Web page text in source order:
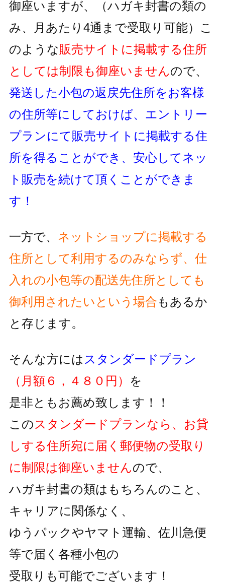
御座いますが、
（ハガキ封書の類の
み、月あたり4通まで受取り可能） こ
のような販売サイトに掲載する住所
としては制限も御座いませんので、
発送した小包の返戻先住所をお客様
の住所等にしておけば、 エントリー
プランにて販売サイトに掲載する住
所を得ることができ、 安心してネッ
ト販売を続けて頂くことができま
す！
一方で、 ネットショップに掲載する
住所として利用するのみならず、 仕
入れの小包等の配送先住所としても
御利用されたいという 場合もあるか
と存じます。
そんな方には スタンダードプラン
（月額６，４８０円） を
是非ともお薦め致します！！
この スタンダードプランなら、お貸
しする住所宛に届く郵便物の受取り
に制限は御座いませんので、
ハガキ封書の類はもちろんのこと、
キャリアに関係なく、
ゆうパックやヤマト運輸、佐川急便
等で届く各種小包の
受取りも可能でございます！